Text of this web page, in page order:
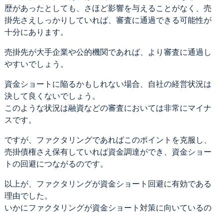
歴があったとしても、さほど影響を与えることがなく、売
掛先さえしっかりしていれば、審査に通過できる可能性が
十分にあります。
売掛先が大手企業や公的機関であれば、より審査に通過し
やすいでしょう。
資金ショートに陥るかもしれない場合、自社の経営状況は
決して良くないでしょう。
このような状況は融資などの審査においては非常にマイナ
スです。
ですが、ファクタリングであればこのポイントを克服し、
売掛債権さえ保有していれば資金調達ができ、資金ショー
トの回避につながるのです。
以上が、ファクタリングが資金ショート回避に有効である
理由でした。
いかにファクタリングが資金ショート対策に向いているの